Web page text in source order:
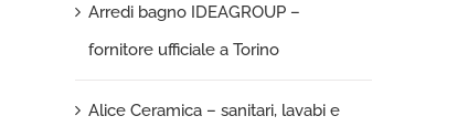
Arredi bagno IDEAGROUP –
fornitore ufficiale a Torino
Alice Ceramica – sanitari, lavabi e